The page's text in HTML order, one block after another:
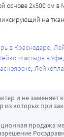
2x500 см в
на
в Краснодаре
в Уфе
и не
которых при
продажа